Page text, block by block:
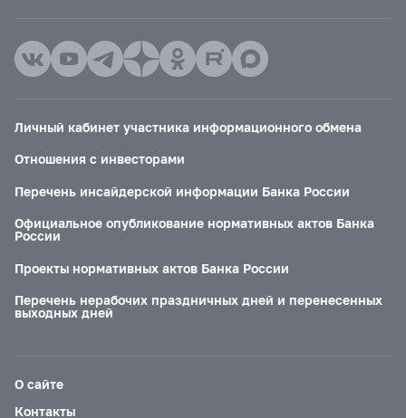
Личный кабинет участника информационного обмена
Отношения с инвесторами
Перечень инсайдерской информации Банка России
Официальное опубликование нормативных актов Банка
России
Проекты нормативных актов Банка России
Перечень нерабочих праздничных дней и перенесенных
выходных дней
О сайте
Контакты